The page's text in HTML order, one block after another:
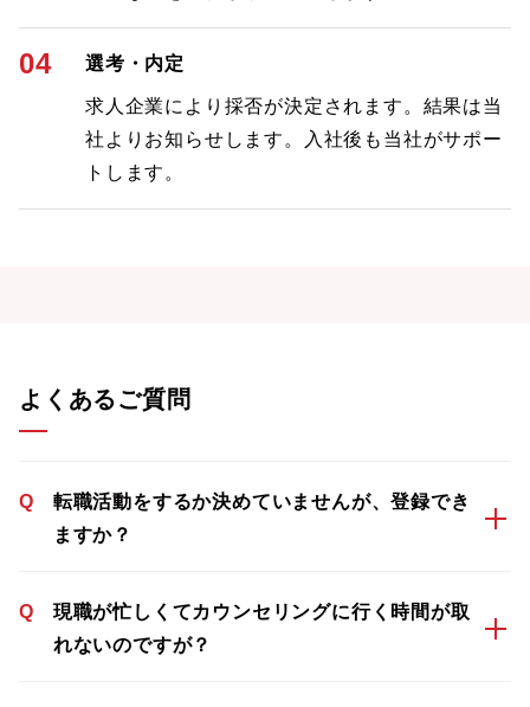
04 選考・内定
求人企業により採否が決定されます。結果は当
社よりお知らせします。入社後も当社がサポー
トします。
よくあるご質問
Q
転職活動をするか決めていませんが、登録でき
ますか？
Q
現職が忙しくてカウンセリングに行く時間が取
れないのですが？